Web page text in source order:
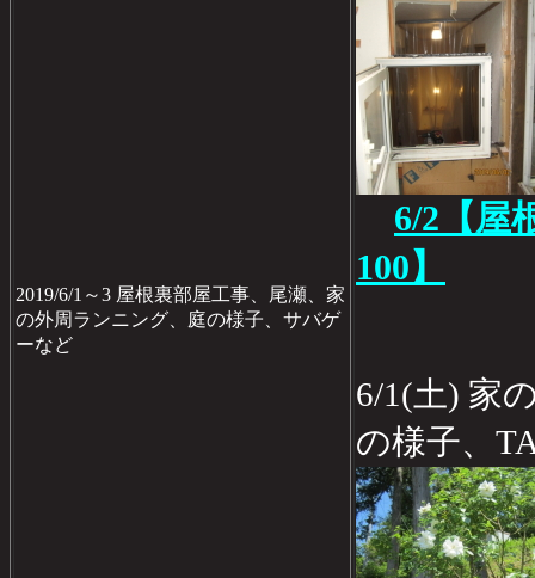
2019/6/1～3 屋根裏部屋工事、尾瀬、家
の外周ランニング、庭の様子、サバゲ
ーなど
6/2【屋
100】
6/1(土) 家
の様子、